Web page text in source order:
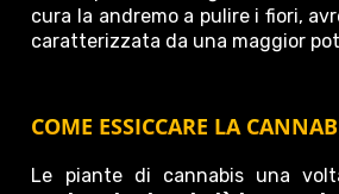
cura la andremo a pulire i fiori,
caratterizzata da una maggior
COME ESSICCARE LA
Le piante di cannabis una